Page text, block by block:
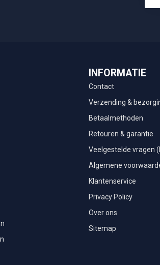
INFORMATIE
Contact
Verzending &
Betaalmethoden
Retouren & garantie
Veelgestelde vragen
Algemene
Klantenservice
Privacy Policy
Over ons
Sitemap